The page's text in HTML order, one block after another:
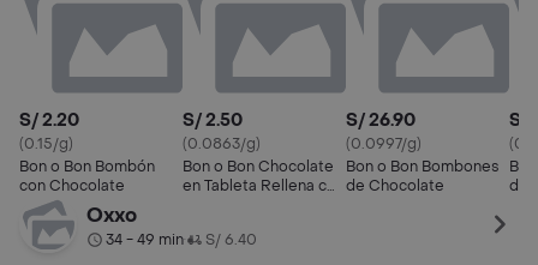
S/ 2.20
(0.15/g)
Bon o Bon Bombón
con Chocolate
S/ 2.50
(0.0863/g)
Bon o Bon Chocolate
en Tableta Rellena con
S/ 26.90
(0.0997/g)
Bon o Bon Bombones
de Chocolate
S/
de
Oxxo
34 - 49 min• S/ 6.40